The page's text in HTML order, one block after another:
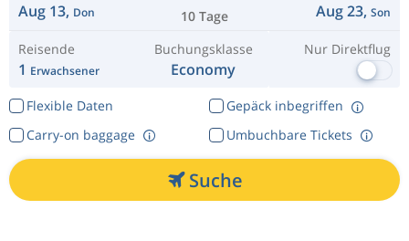
Aug 13, Don 10 Tage Aug 23, Son
Reisende
1 Erwachsener
Buchungsklasse
Economy
Nur Direktflug
Flexible Daten
Gepäck inbegriffen
Umbuchbare Tickets
Carry-on baggage
Suche